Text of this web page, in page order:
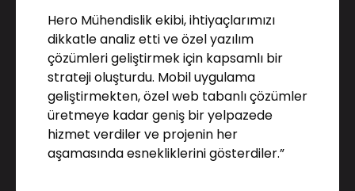
Hero Mühendislik ekibi, ihtiyaçlarımızı
dikkatle analiz etti ve özel yazılım
çözümleri geliştirmek için kapsamlı bir
strateji oluşturdu. Mobil uygulama
geliştirmekten, özel web tabanlı çözümler
üretmeye kadar geniş bir yelpazede
hizmet verdiler ve projenin her
aşamasında esnekliklerini gösterdiler.”